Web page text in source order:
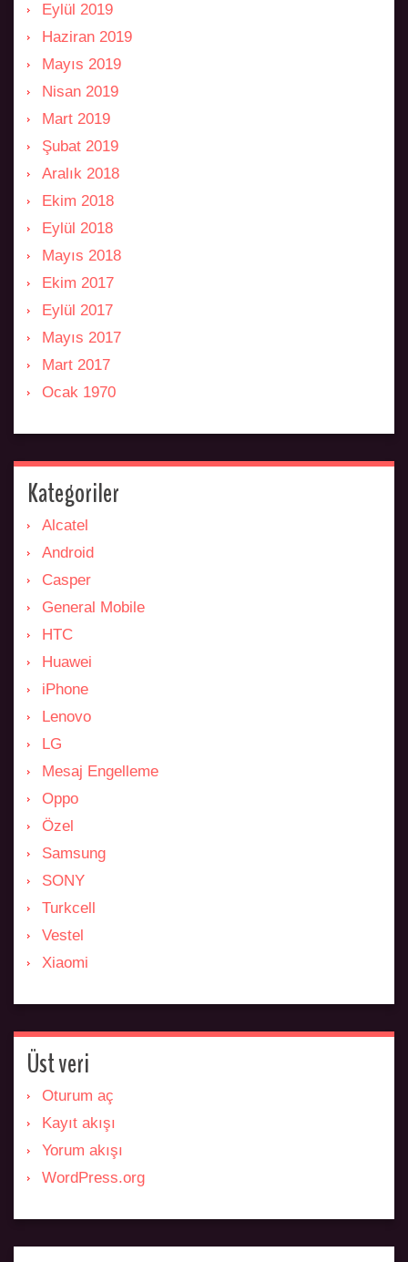
Eylül 2019
Haziran 2019
Mayıs 2019
Nisan 2019
Mart 2019
Şubat 2019
Aralık 2018
Ekim 2018
Eylül 2018
Mayıs 2018
Ekim 2017
Eylül 2017
Mayıs 2017
Mart 2017
Ocak 1970
Kategoriler
Alcatel
Android
Casper
General Mobile
HTC
Huawei
iPhone
Lenovo
LG
Mesaj Engelleme
Oppo
Özel
Samsung
SONY
Turkcell
Vestel
Xiaomi
Üst veri
Oturum aç
Kayıt akışı
Yorum akışı
WordPress.org